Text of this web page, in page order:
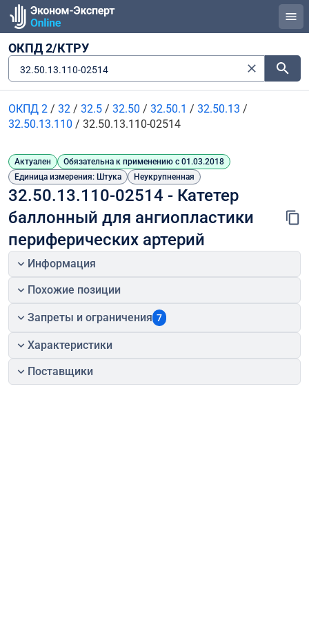
ОКПД 2/КТРУ
32.50.13.110-02514
ОКПД 2 / 32 / 32.5 / 32.50 / 32.50.1 / 32.50.13 /
32.50.13.110 / 32.50.13.110-02514
Актуален
Обязательна к применению с 01.03.2018
Единица измерения: Штука
Неукрупненная
32.50.13.110-02514 - Катетер
баллонный для ангиопластики
периферических артерий
Информация
Похожие позиции
Запреты и ограничения 7
Характеристики
Поставщики